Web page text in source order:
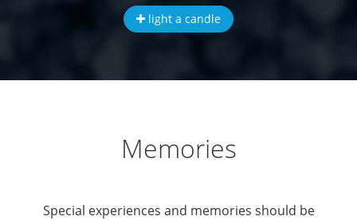
light a candle
Memories
Special experiences and memories should be